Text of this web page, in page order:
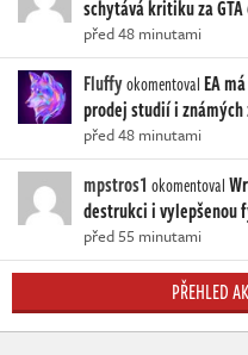
schytává kritiku za GTA
před 48 minutami
Fluffyokomentoval EA
prodej studií i známých
před 48 minutami
mpstros1 okomentoval
destrukci i vylepšenou
před 55 minutami
PŘEHLED